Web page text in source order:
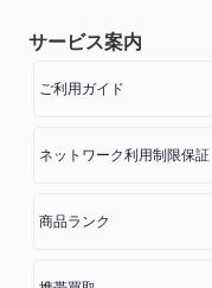
サービス案内
ご利用ガイド
ネットワーク利用制限保証
商品ランク